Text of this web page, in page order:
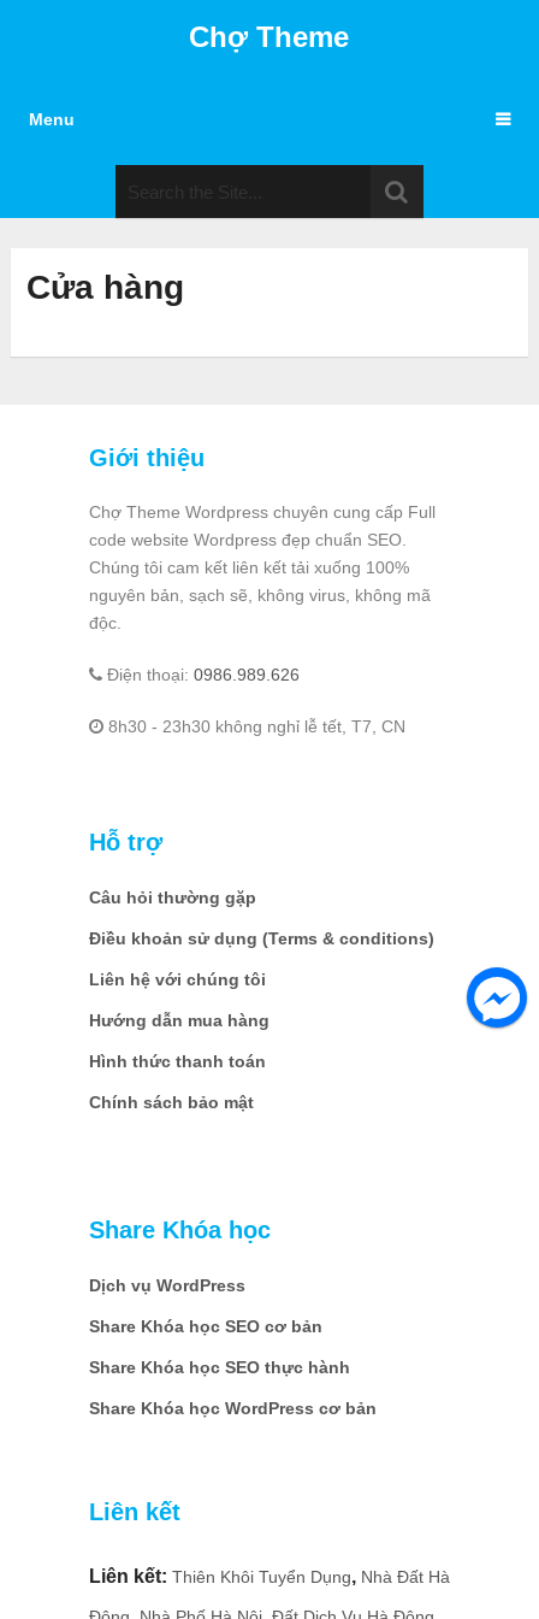
Chợ Theme
Menu
Cửa hàng
Giới thiệu
Chợ Theme Wordpress chuyên cung cấp Full
code website Wordpress đẹp chuẩn SEO.
Chúng tôi cam kết liên kết tải xuống 100%
nguyên bản, sạch sẽ, không virus, không mã
độc.
Điện thoại: 0986.989.626
8h30 - 23h30 không nghỉ lễ tết, T7, CN
Hỗ trợ
Câu hỏi thường gặp
Điều khoản sử dụng (Terms & conditions)
Liên hệ với chúng tôi
Hướng dẫn mua hàng
Hình thức thanh toán
Chính sách bảo mật
Share Khóa học
Dịch vụ WordPress
Share Khóa học SEO cơ bản
Share Khóa học SEO thực hành
Share Khóa học WordPress cơ bản
Liên kết
Liên kết: Thiên Khôi Tuyển Dụng, Nhà Đất Hà